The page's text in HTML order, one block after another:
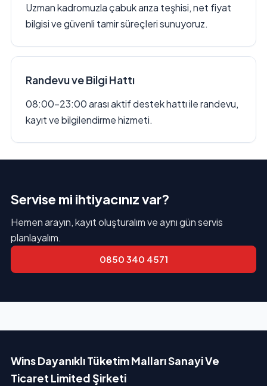
Uzman kadromuzla çabuk arıza teşhisi, net fiyat
bilgisi ve güvenli tamir süreçleri sunuyoruz.
Randevu ve Bilgi Hattı
08:00–23:00 arası aktif destek hattı ile randevu,
kayıt ve bilgilendirme hizmeti.
Servise mi ihtiyacınız var?
Hemen arayın, kayıt oluşturalım ve aynı gün servis
planlayalım.
0850 340 4571
Wins Dayanıklı Tüketim Malları Sanayi Ve
Ticaret Limited Şirketi